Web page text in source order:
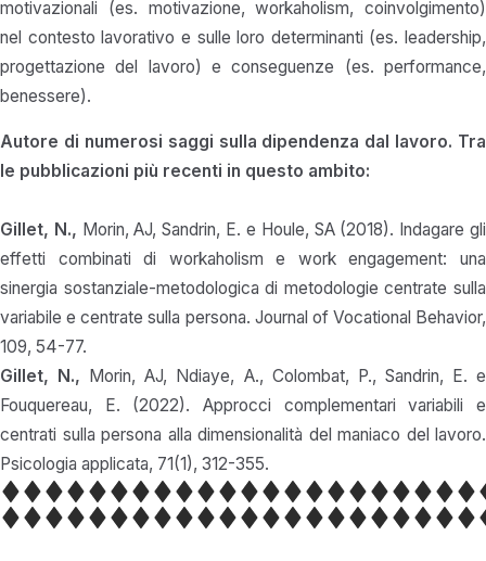
motivazionali (es. motivazione, workaholism, coinvolgimento)
nel contesto lavorativo e sulle loro determinanti (es. leadership,
progettazione del lavoro) e conseguenze (es. performance,
benessere).
Autore di numerosi saggi sulla dipendenza dal lavoro. Tra
le pubblicazioni più recenti in questo ambito:
Gillet, N., Morin, AJ, Sandrin, E. e Houle, SA (2018). Indagare gli
effetti combinati di workaholism e work engagement: una
sinergia sostanziale-metodologica di metodologie centrate sulla
variabile e centrate sulla persona. Journal of Vocational Behavior,
109, 54-77.
Gillet, N.,
Morin, AJ, Ndiaye, A., Colombat, P., Sandrin, E. e
Fouquereau, E. (2022). Approcci complementari variabili e
centrati sulla persona alla dimensionalità del maniaco del lavoro.
Psicologia applicata, 71(1), 312-355.